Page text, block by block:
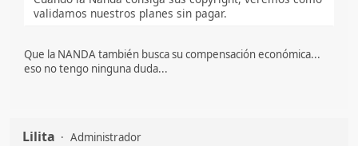
validamos nuestros planes sin pagar.
Que la NANDA también busca su compensación económica...
eso no tengo ninguna duda...
Lilita Administrador